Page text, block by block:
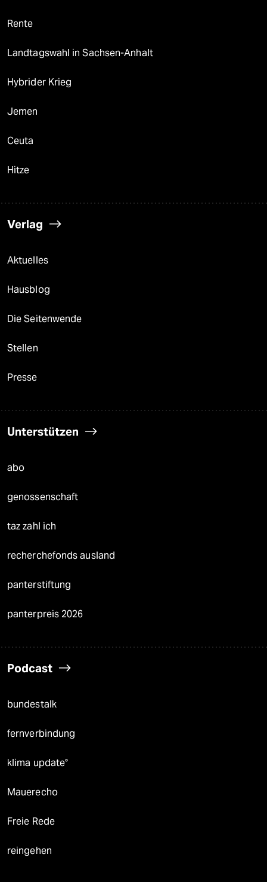
Rente
Landtagswahl in Sachsen-Anhalt
Hybrider Krieg
Jemen
Ceuta
Hitze
Verlag
Aktuelles
Hausblog
Die Seitenwende
Stellen
Presse
Unterstützen
abo
genossenschaft
taz zahl ich
recherchefonds ausland
panterstiftung
panterpreis 2026
Podcast
bundestalk
fernverbindung
klima update°
Mauerecho
Freie Rede
reingehen